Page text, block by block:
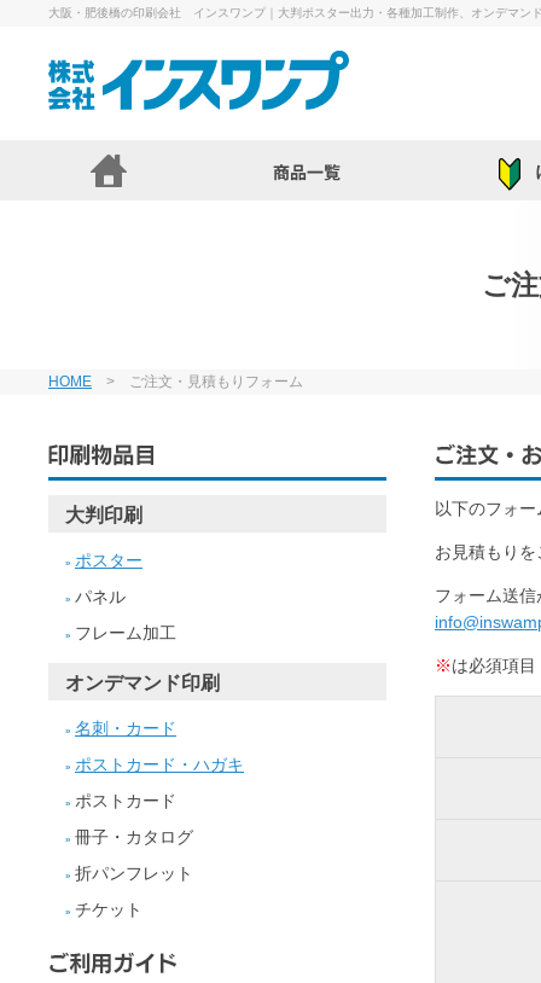
大阪・肥後橋の印刷会社 インスワンプ｜大判ポスター出力・各種加工制作、オンデマン
ご
HOME > ご注文・見積もりフォーム
以下のフォ
お見積もり
フォーム送
※は必須項目
大判印刷
» ポスター
» パネル
» フレーム加工
オンデマンド印刷
» 名刺・カード
» ポストカード・ハガキ
» ポストカード
» 冊子・カタログ
» 折パンフレット
» チケット